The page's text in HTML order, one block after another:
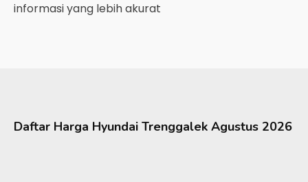
informasi yang lebih akurat
Daftar Harga Hyundai Trenggalek Agustus 2026